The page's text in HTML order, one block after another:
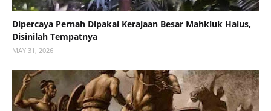
Dipercaya Pernah Dipakai Kerajaan Besar Mahkluk Halus,
Disinilah Tempatnya
MAY 31, 2026